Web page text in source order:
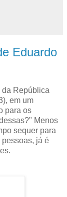
Eduardo
da República
em um
para os
Menos
sequer para
já é